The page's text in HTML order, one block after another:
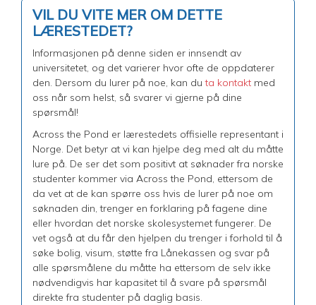
VIL DU VITE MER OM DETTE
LÆRESTEDET?
Informasjonen på denne siden er innsendt av
universitetet, og det varierer hvor ofte de oppdaterer
den. Dersom du lurer på noe, kan duta kontakt med
oss når som helst, så svarer vi gjerne på dine
spørsmål!
Across the Pond er lærestedets offisielle representant i
Norge. Det betyr at vi kan hjelpe deg med alt du måtte
lure på. De ser det som positivt at søknader fra norske
studenter kommer via Across the Pond, ettersom de
da vet at de kan spørre oss hvis de lurer på noe om
søknaden din, trenger en forklaring på fagene dine
eller hvordan det norske skolesystemet fungerer. De
vet også at du får den hjelpen du trenger i forhold til å
søke bolig, visum, støtte fra Lånekassen og svar på
alle spørsmålene du måtte ha ettersom de selv ikke
nødvendigvis har kapasitet til å svare på spørsmål
direkte fra studenter på daglig basis.